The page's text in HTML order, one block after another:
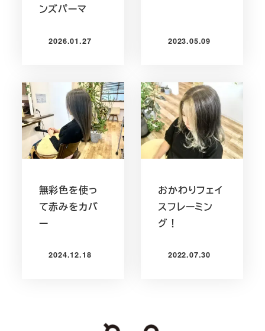
ンズパーマ
投稿日
2026.01.27
投稿日
2023.05.09
無彩色を使っ
て赤みをカバ
ー
投稿日
2024.12.18
おかわりフェイ
スフレーミン
グ！
投稿日
2022.07.30